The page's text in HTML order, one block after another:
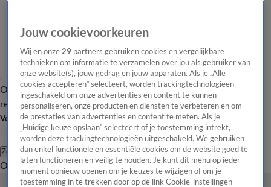
Overzicht Laatste nieuws Regionieuws Het beste van Hart
Tip de
redactie
Volg Hart van Nederland
Zoeken
OverzichtRegioUitzendingenWeerTip de redactiePanelVideo's
Jouw cookievoorkeuren
Wij en onze29 partners gebruiken cookies en vergelijkbare
technieken om informatie te verzamelen over jou als gebruiker van
onze website(s), jouw gedrag en jouw apparaten. Als je „Alle
cookies accepteren” selecteert, worden trackingtechnologieën
ingeschakeld om onze advertenties en content te kunnen
personaliseren, onze producten en diensten te verbeteren en om
de prestaties van advertenties en content te meten. Als je
„Huidige keuze opslaan” selecteert of je toestemming intrekt,
worden deze trackingtechnologieën uitgeschakeld. We gebruiken
dan enkel functionele en essentiële cookies om de website goed te
laten functioneren en veilig te houden. Je kunt dit menu op ieder
moment opnieuw openen om je keuzes te wijzigen of om je
toestemming in te trekken door op de link Cookie-instellingen